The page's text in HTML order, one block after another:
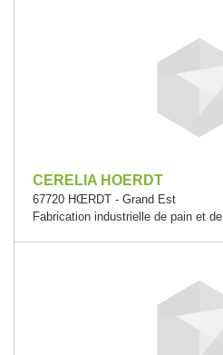
CERELIA HOERDT
67720 HŒRDT - Grand Est
Fabrication industrielle de pain et